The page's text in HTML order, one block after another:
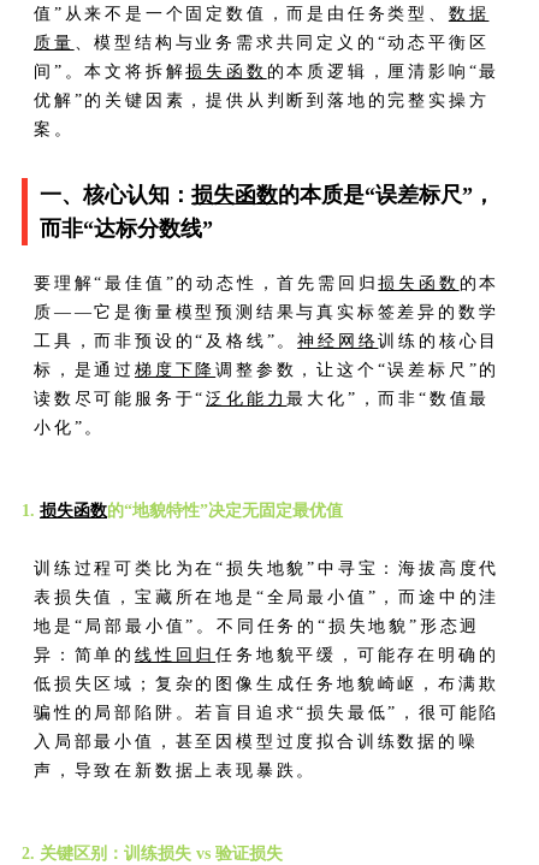
值”从来不是一个固定数值，而是由任务类型、 数据
质量 、模型结构与业务需求共同定义的“动态平衡区
间”。本文将拆解损失函数 的本质逻辑，厘清影响“最
优解”的关键因素，提供从判断到落地的完整实操方
案。
一、核心认知： 损失函数的本质是“误差标尺”，
而非“达标分数线”
要理解“最佳值”的动态性，首先需回归损失函数 的本
质——它是衡量模型预测结果与真实标签差异的数学
工具，而非预设的“及格线”。神经网络训练的核心目
标，是通过 梯度下降调整参数，让这个“误差标尺”的
读数尽可能服务于“泛化能力最大化”，而非“数值最
小化”。
1. 损失函数的“地貌特性”决定无固定最优值
训练过程可类比为在“损失地貌”中寻宝：海拔高度代
表损失值，宝藏所在地是“全局最小值”，而途中的洼
地是“局部最小值”。不同任务的“损失地貌”形态迥
异：简单的 线性回归任务地貌平缓，可能存在明确的
低损失区域；复杂的图像生成任务地貌崎岖，布满欺
骗性的局部陷阱。若盲目追求“损失最低”，很可能陷
入局部最小值，甚至因模型过度拟合训练数据的噪
声，导致在新数据上表现暴跌。
2. 关键区别：训练损失 vs 验证损失